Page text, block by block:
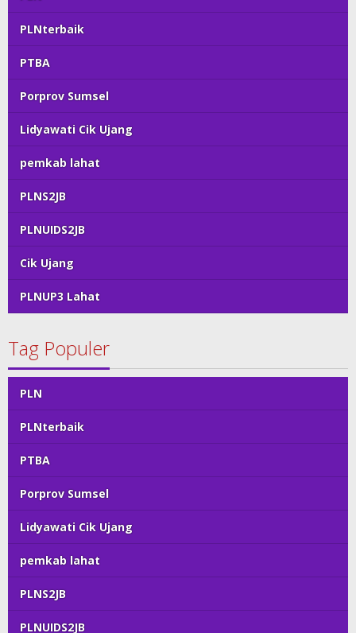
PLNterbaik
PTBA
Porprov Sumsel
Lidyawati Cik Ujang
pemkab lahat
PLNS2JB
PLNUIDS2JB
Cik Ujang
PLNUP3 Lahat
Tag Populer
PLN
PLNterbaik
PTBA
Porprov Sumsel
Lidyawati Cik Ujang
pemkab lahat
PLNS2JB
PLNUIDS2JB